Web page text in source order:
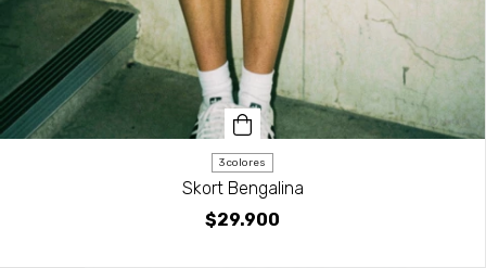
3 colores
Skort Bengalina
$29.900